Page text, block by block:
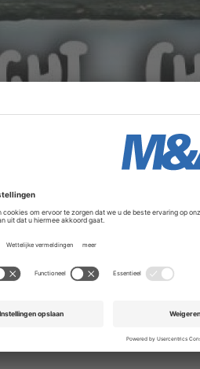
ondersteunen is het nodig om
.
eigenaar worden van The
in The Good Roll.